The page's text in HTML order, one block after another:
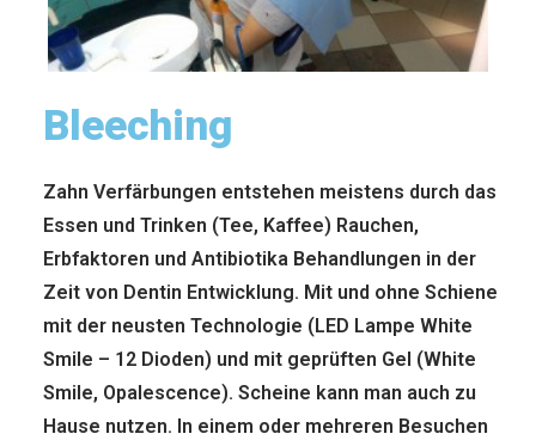
Bleeching
Zahn Verfärbungen entstehen meistens durch das
Essen und Trinken (Tee, Kaffee) Rauchen,
Erbfaktoren und Antibiotika Behandlungen in der
Zeit von Dentin Entwicklung. Mit und ohne Schiene
mit der neusten Technologie (LED Lampe White
Smile – 12 Dioden) und mit geprüften Gel (White
Smile, Opalescence). Scheine kann man auch zu
Hause nutzen. In einem oder mehreren Besuchen